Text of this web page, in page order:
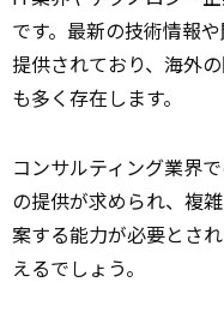
です。最新の技術情報や
提供されており、海外
も多く存在します。
コンサルティング業界
の提供が求められ、複
案する能力が必要とさ
えるでしょう。